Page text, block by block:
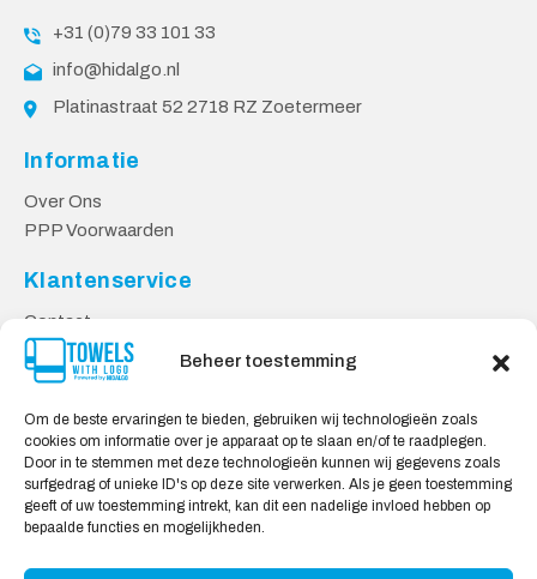
Beheer toestemming
Om de beste ervaringen te bieden, gebruiken wij technologieën zoals
cookies om informatie over je apparaat op te slaan en/of te raadplegen.
Door in te stemmen met deze technologieën kunnen wij gegevens zoals
surfgedrag of unieke ID's op deze site verwerken. Als je geen toestemming
geeft of uw toestemming intrekt, kan dit een nadelige invloed hebben op
bepaalde functies en mogelijkheden.
+31 (0)79 33 101 33
info@hidalgo.nl
Platinastraat 52 2718 RZ Zoetermeer
Informatie
Over Ons
PPP Voorwaarden
Klantenservice
Contact
Privacy Voorwaarden
Levering & Retourneren
Veilig Shoppen
Mijn account
Winkelwagen